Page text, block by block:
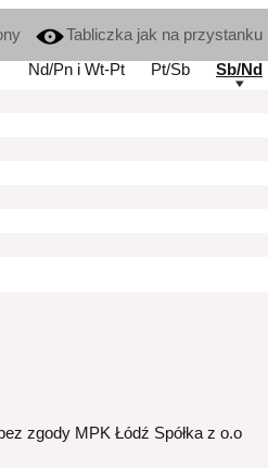
Tabliczka jak na przystanku
Nd/Pn i Wt-Pt
Pt/Sb
Sb/Nd
zgody MPK Łódź Spółka z o.o